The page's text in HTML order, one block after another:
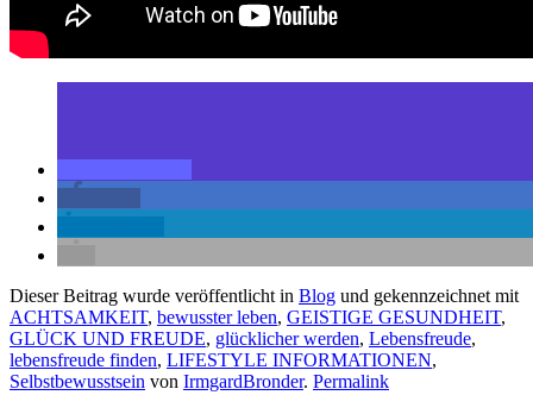
Dieser Beitrag wurde veröffentlicht in Blog und gekennzeichnet mit
ACHTSAMKEIT, bewusster leben, GEISTIGE GESUNDHEIT,
GLÜCK UND FREUDE, glücklicher werden, Lebensfreude,
lebensfreude finden, LIFESTYLE INFORMATIONEN,
Selbstbewusstsein von IrmgardBronder. Permalink